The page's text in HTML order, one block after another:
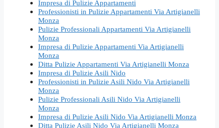
Impresa di Pulizie Appartamenti
Professionisti in Pulizie Appartamenti Via Artigianelli
Monza
Pulizie Professionali Appartamenti Via Artigianelli
Monza
Impresa di Pulizie Appartamenti Via Artigianelli
Monza
Ditta Pulizie Appartamenti Via Artigianelli Monza
Impresa di Pulizie Asili Nido
Professionisti in Pulizie Asili Nido Via Artigianelli
Monza
Pulizie Professionali Asili Nido Via Artigianelli
Monza
Impresa di Pulizie Asili Nido Via Artigianelli Monza
Ditta Pulizie Asili Nido Via Artigianelli Monza